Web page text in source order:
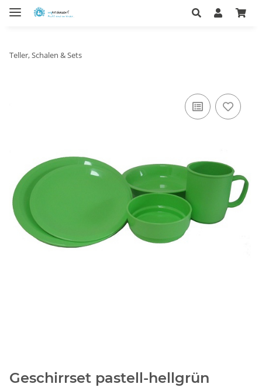
Teller, Schalen & Sets
Geschirrset pastell-hellgrün